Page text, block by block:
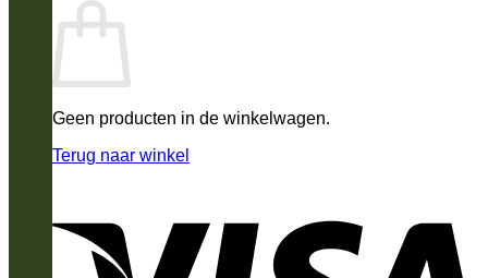
Geen producten in de winkelwagen.
Terug naar winkel